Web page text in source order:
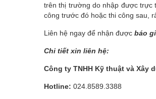
trên thị trường do nhập được trực
công trước đó hoặc thi công sau,
Liên hệ ngay để nhận được báo
Chi tiết xin liên hệ:
Công ty TNHH Kỹ thuật và Xây
Hotline: 024.8589.3388